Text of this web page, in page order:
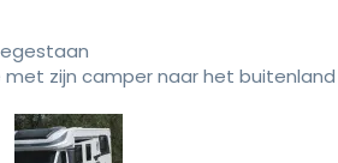
zijn camper naar het buitenland